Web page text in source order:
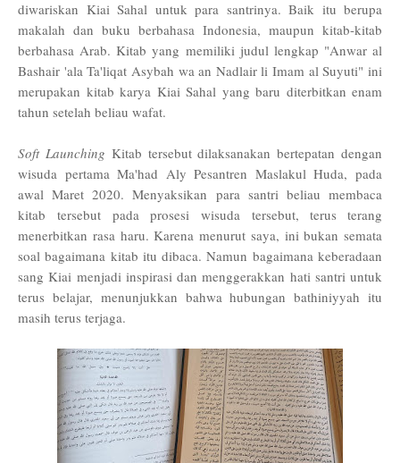
diwariskan Kiai Sahal untuk para santrinya. Baik itu berupa
makalah dan buku berbahasa Indonesia, maupun kitab-kitab
berbahasa Arab. Kitab yang memiliki judul lengkap "Anwar al
Bashair 'ala Ta'liqat Asybah wa an Nadlair li Imam al Suyuti" ini
merupakan kitab karya Kiai Sahal yang baru diterbitkan enam
tahun setelah beliau wafat.
Soft Launching Kitab tersebut dilaksanakan bertepatan dengan
wisuda pertama Ma'had Aly Pesantren Maslakul Huda, pada
awal Maret 2020. Menyaksikan para santri beliau membaca
kitabtersebutpada prosesi wisuda tersebut, terus terang
menerbitkan rasa haru. Karena menurut saya, ini bukan semata
soal bagaimana kitab itu dibaca. Namun bagaimana keberadaan
sang Kiai menjadi inspirasi dan menggerakkan hati santri untuk
terus belajar, menunjukkan bahwa hubungan bathiniyyah itu
masih terus terjaga.